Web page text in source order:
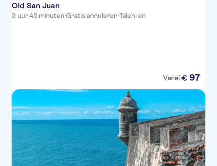
Old San Juan
3 uur 45 minuten·Gratis annuleren·Talen: en
Vanaf:€ 97